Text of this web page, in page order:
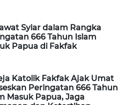
Syiar dalam Rangka
666 Tahun Islam
Papua di Fakfak
Katolik Fakfak Ajak Umat
Peringatan 666 Tahun
Masuk Papua, Jaga